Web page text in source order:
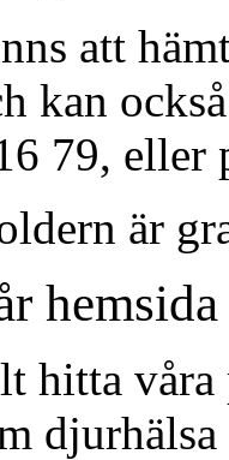
att
kan
79, eller
är
hemsida
hitta våra